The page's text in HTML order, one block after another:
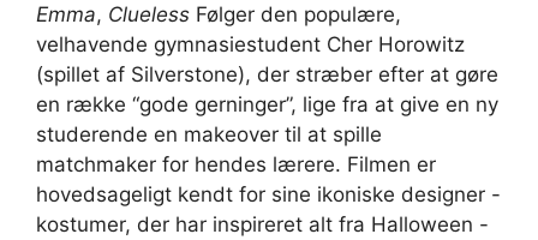
Emma, Clueless Følger den populære,
velhavende gymnasiestudent Cher Horowitz
(spillet af Silverstone), der stræber efter at gøre
en række “gode gerninger”, lige fra at give en ny
studerende en makeover til at spille
matchmaker for hendes lærere. Filmen er
hovedsageligt kendt for sine ikoniske designer -
kostumer, der har inspireret alt fra Halloween -